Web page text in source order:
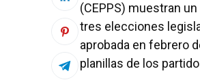
(CEPPS) muestran
tres elecciones
aprobada en febrero
planillas de los